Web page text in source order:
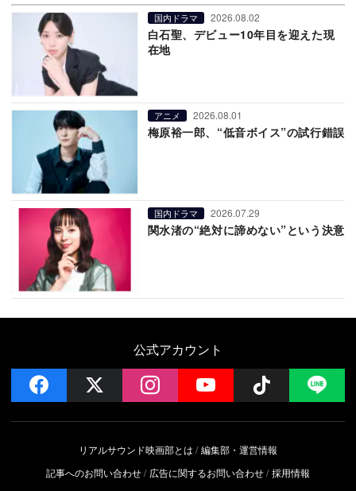
国内ドラマ 2026.08.02
白石聖、デビュー10年目を迎えた現
在地
アニメ 2026.08.01
梅原裕一郎、“低音ボイス”の試行錯誤
国内ドラマ 2026.07.29
関水渚の“絶対に諦めない”という決意
公式アカウント
facebook instagramYouTube Follow
リアルサウンド映画部とは
編集部・運営情報
記事へのお問い合わせ
広告に関するお問い合わせ 採用情報